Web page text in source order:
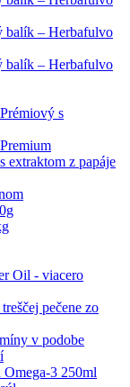
balík – Herbafulvo
balík – Herbafulvo
s
extraktom z papáje
Oil - viacero
pečene zo
v podobe
3 250ml